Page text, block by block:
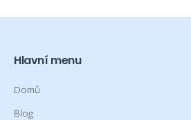
Hlavní menu
Domů
Blog